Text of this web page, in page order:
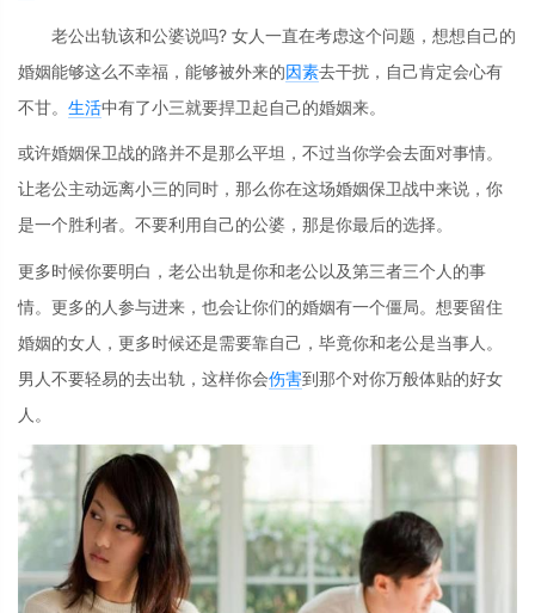
老公出轨该和公婆说吗? 女人一直在考虑这个问题，想想自己的
婚姻能够这么不幸福，能够被外来的因素去干扰，自己肯定会心有
不甘。 生活中有了小三就要捍卫起自己的婚姻来。
或许婚姻保卫战的路并不是那么平坦，不过当你学会去面对事情。
让老公主动远离小三的同时，那么你在这场婚姻保卫战中来说，你
是一个胜利者。不要利用自己的公婆，那是你最后的选择。
更多时候你要明白，老公出轨是你和老公以及第三者三个人的事
情。更多的人参与进来，也会让你们的婚姻有一个僵局。想要留住
婚姻的女人，更多时候还是需要靠自己，毕竟你和老公是当事人。
男人不要轻易的去出轨，这样你会伤害到那个对你万般体贴的好女
人。